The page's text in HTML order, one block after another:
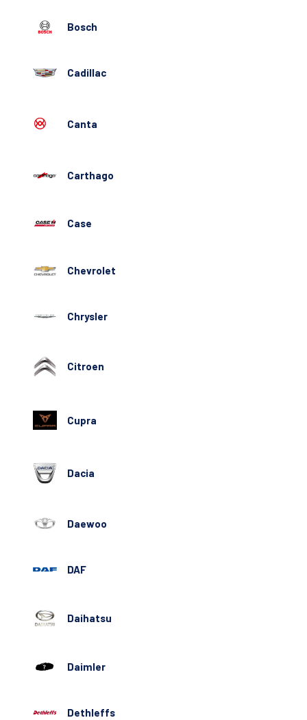
Bosch
Cadillac
Canta
Carthago
Case
Chevrolet
Chrysler
Citroen
Cupra
Dacia
Daewoo
DAF
Daihatsu
Daimler
Dethleffs